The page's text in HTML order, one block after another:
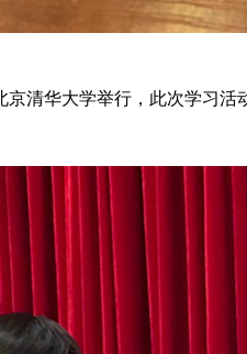
清华大学举行，此次学习